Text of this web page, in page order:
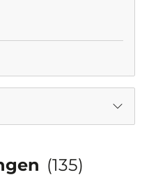
(135)